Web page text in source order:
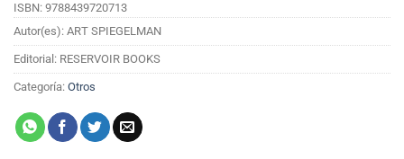
ISBN: 9788439720713
Autor(es): ART SPIEGELMAN
Editorial: RESERVOIR BOOKS
Categoría: Otros